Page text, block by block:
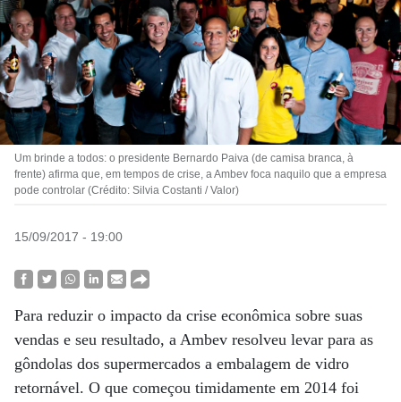
Um brinde a todos: o presidente Bernardo Paiva (de camisa branca, à
frente) afirma que, em tempos de crise, a Ambev foca naquilo que a empresa
pode controlar (Crédito: Silvia Costanti / Valor)
15/09/2017 - 19:00
Para reduzir o impacto da crise econômica sobre suas
vendas e seu resultado, a Ambev resolveu levar para as
gôndolas dos supermercados a embalagem de vidro
retornável. O que começou timidamente em 2014 foi